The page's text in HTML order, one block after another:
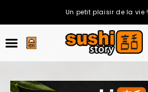
Un petit plaisir de la vie !